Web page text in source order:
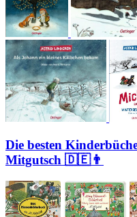
Die besten
Mitgutsch 🇩🇪👨